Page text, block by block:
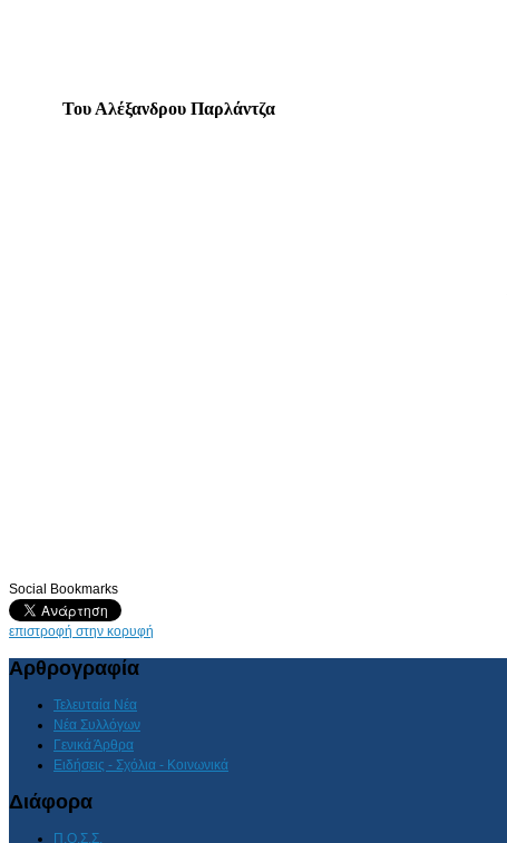
Του Αλέξανδρου Παρλάντζα
Social Bookmarks
επιστροφή στην κορυφή
Αρθρογραφία
Τελευταία Νέα
Νέα Συλλόγων
Γενικά Άρθρα
Ειδήσεις - Σχόλια - Κοινωνικά
Διάφορα
Π.Ο.Σ.Σ.